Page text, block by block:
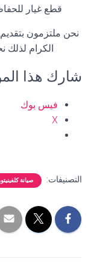
قطع غيار
نحن ملتزمون
الكرام لذلك
شارك هذا
فيس بوك
X
التصنيفات: صيانة كلفينيتور